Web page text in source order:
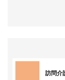
訪問介